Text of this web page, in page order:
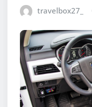
travelbox27_